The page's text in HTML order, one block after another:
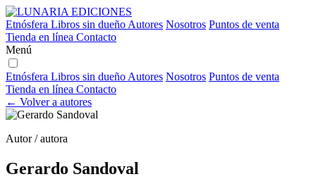
Etnósfera Libros sin dueño Autores Nosotros Puntos de venta
Tienda en línea Contacto
Menú
Etnósfera Libros sin dueño Autores Nosotros Puntos de venta
Tienda en línea Contacto
← Volver a autores
Autor / autora
Gerardo Sandoval